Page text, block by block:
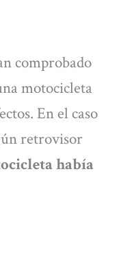
comprobado
motocicleta
En el caso
retrovisor
había